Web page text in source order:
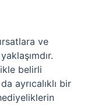
ve
belirli
ayrıcalıklı bir